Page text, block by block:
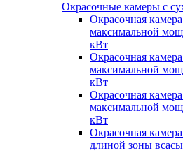
Окрасочные камеры с
Окрасочная
максимальной
кВт
Окрасочная
максимальной
кВт
Окрасочная
максимальной
кВт
Окрасочная
длиной зоны